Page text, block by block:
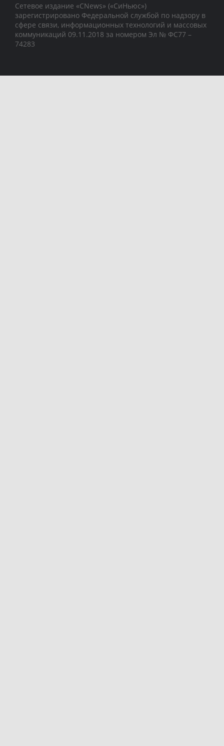
Сетевое издание «CNews» («СиНьюс»)
зарегистрировано Федеральной службой по надзору в
сфере связи, информационных технологий и массовых
коммуникаций 09.11.2018 за номером Эл № ФС77 –
74283